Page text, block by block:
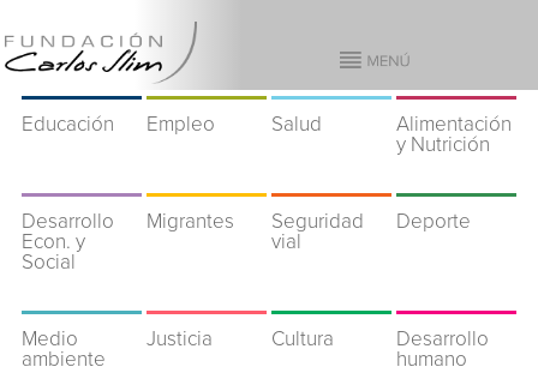
Educación Empleo Salud
Alimentación
y Nutrición
Desarrollo
Econ. y
Social
Migrantes
Seguridad
vial
Deporte
Medio
ambiente
Justicia Cultura
Desarrollo
humano